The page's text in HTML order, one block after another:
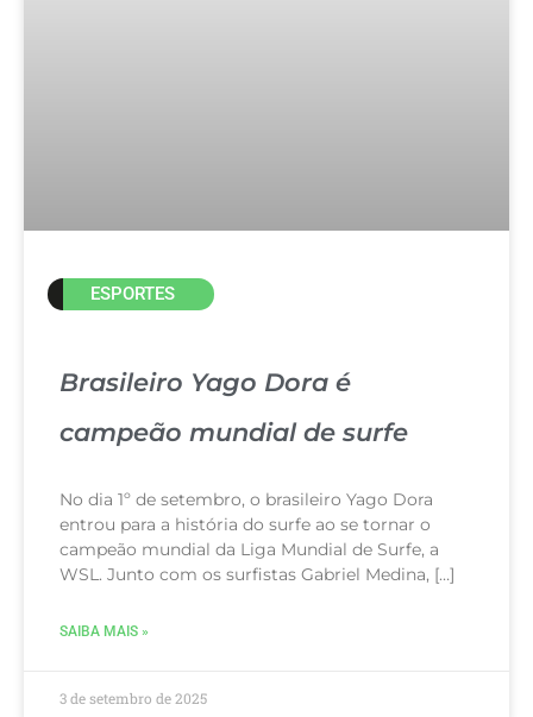
ESPORTES
Brasileiro Yago Dora é
campeão mundial de surfe
No dia 1º de setembro, o brasileiro Yago Dora
entrou para a história do surfe ao se tornar o
campeão mundial da Liga Mundial de Surfe, a
WSL. Junto com os surfistas Gabriel Medina, […]
SAIBA MAIS »
3 de setembro de 2025